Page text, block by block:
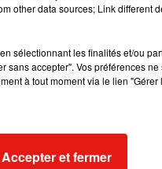
rendez-vous sur le site :
other data sources; Link different
sélectionnant les finalités et/ou
sans accepter". Vos préférences
à tout moment via le lien
Accepter et fermer